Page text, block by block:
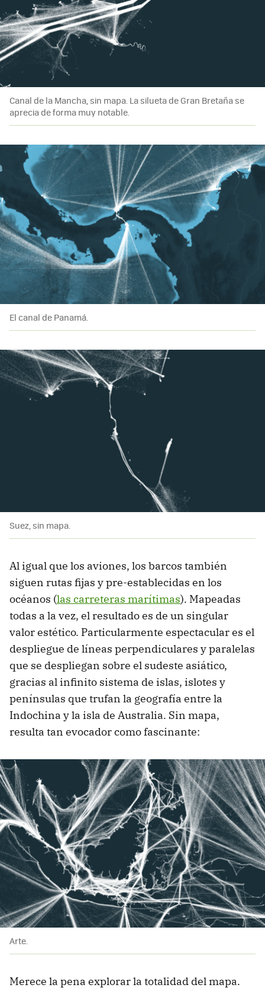
Canal de la Mancha, sin mapa. La silueta de Gran Bretaña se
aprecia de forma muy notable.
El canal de Panamá.
Suez, sin mapa.
Al igual que los aviones, los barcos también
siguen rutas fijas y pre-establecidas en los
océanos (las carreteras marítimas). Mapeadas
todas a la vez, el resultado es de un singular
valor estético. Particularmente espectacular es el
despliegue de líneas perpendiculares y paralelas
que se despliegan sobre el sudeste asiático,
gracias al infinito sistema de islas, islotes y
penínsulas que trufan la geografía entre la
Indochina y la isla de Australia. Sin mapa,
resulta tan evocador como fascinante:
Arte.
Merece la pena explorar la totalidad del mapa.